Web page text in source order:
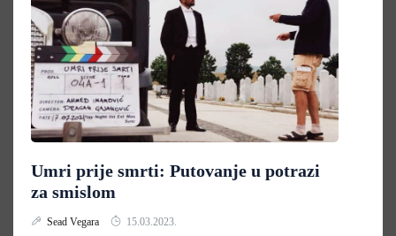
Umri prije smrti: Putovanje u potrazi
za smislom
Sead Vegara 15.03.2023.